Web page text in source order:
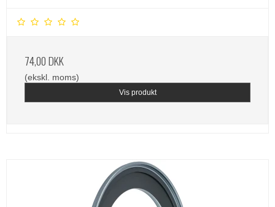
74,00 DKK
(ekskl. moms)
Vis produkt